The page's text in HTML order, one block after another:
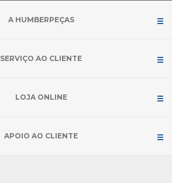
A HUMBERPEÇAS
SERVIÇO AO CLIENTE
LOJA ONLINE
APOIO AO CLIENTE